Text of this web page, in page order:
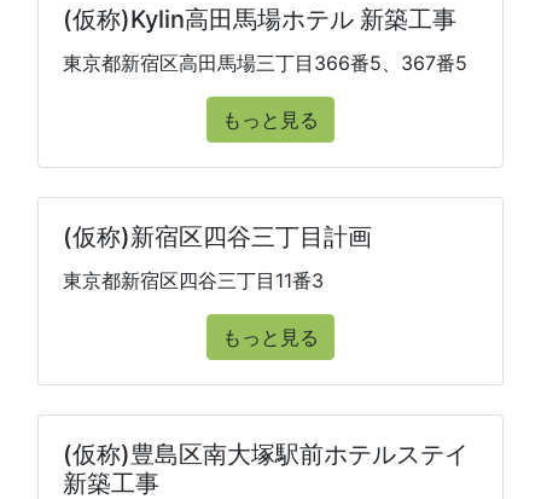
(仮称)Kylin高田馬場ホテル 新築工事
東京都新宿区高田馬場三丁目366番5、367番5
もっと見る
(仮称)新宿区四谷三丁目計画
東京都新宿区四谷三丁目11番3
もっと見る
(仮称)豊島区南大塚駅前ホテルステイ
新築工事